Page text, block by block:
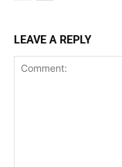
LEAVE A REPLY